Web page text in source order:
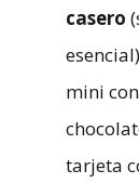
casero
mini
tarjeta